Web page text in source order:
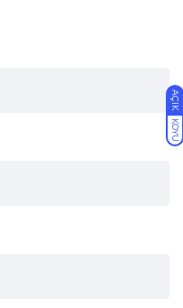
AÇIK
KOYU